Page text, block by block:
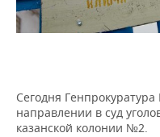
НЕФТЕХИМИЯ
ЭНЕРГЕТИКА
РОЗНИЧНАЯ
УСЛУГИ
НОВОСТИ
МЕДИА
МЕРОПРИЯТИЯ
ВЫЕЗДНАЯ РЕДАКЦИЯ
НОВОСТИ СПОРТА
ОБЩЕСТВО
Сегодня
направлении в суд
казанской колонии №2.